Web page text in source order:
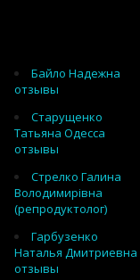
Байло Надежна
отзывы
Старущенко
Татьяна Одесса
отзывы
Стрелко Галина
Володимирівна
(репродуктолог)
Гарбузенко
Наталья Дмитриевна
отзывы